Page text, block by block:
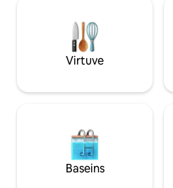
Tiek piemērota papildu maksa.
Virtuve
Baseins